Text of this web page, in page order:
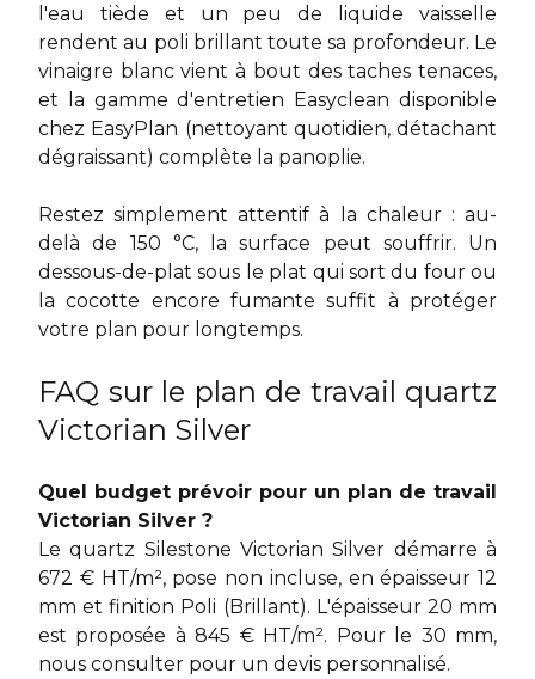
l'eau tiède et un peu de liquide vaisselle
rendent au poli brillant toute sa profondeur. Le
vinaigre blanc vient à bout des taches tenaces,
et la gamme d'entretien Easyclean disponible
chez EasyPlan (nettoyant quotidien, détachant
dégraissant) complète la panoplie.
Restez simplement attentif à la chaleur : au-
delà de 150 °C, la surface peut souffrir. Un
dessous-de-plat sous le plat qui sort du four ou
la cocotte encore fumante suffit à protéger
votre plan pour longtemps.
FAQ sur le plan de travail quartz
Victorian Silver
Quel budget prévoir pour un plan de travail
Victorian Silver ?
Le quartz Silestone Victorian Silver démarre à
672 € HT/m², pose non incluse, en épaisseur 12
mm et finition Poli (Brillant). L'épaisseur 20 mm
est proposée à 845 € HT/m². Pour le 30 mm,
nous consulter pour un devis personnalisé.